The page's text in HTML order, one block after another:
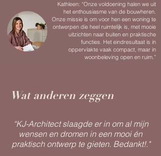
Kathleen: “Onze voldoening halen we uit
het enthousiasme van de bouwheren.
Onze missie is om voor hen een woning te
ontwerpen die heel ruimtelijk is, met mooie
uitzichten naar buiten en praktische
functies. Het eindresultaat is in
oppervlakte vaak compact, maar in
woonbeleving open en ruim.”
Wat anderen zeggen
“KJ-Architect slaagde er in om al mijn
wensen en dromen in een mooi én
praktisch ontwerp te gieten. Bedankt!."